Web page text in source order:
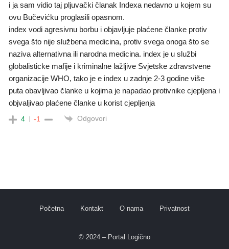
i ja sam vidio taj pljuvački članak Indexa nedavno u kojem su
ovu Bučevićku proglasili opasnom.
index vodi agresivnu borbu i objavljuje plaćene članke protiv
svega što nije službena medicina, protiv svega onoga što se
naziva alternativna ili narodna medicina. index je u službi
globalisticke mafije i kriminalne lažljive Svjetske zdravstvene
organizacije WHO, tako je e index u zadnje 2-3 godine više
puta obavljivao članke u kojima je napadao protivnike cjepljena i
objvaljivao plaćene članke u korist cjepljenja
4 -1 Odgovori
Početna Kontakt O nama Privatnost
© 2024 – Portal Logično